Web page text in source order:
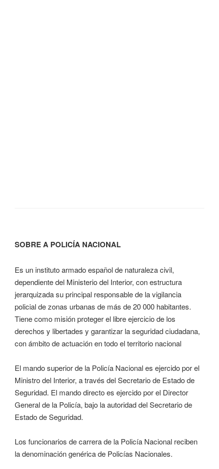
SOBRE A POLICÍA NACIONAL
Es un instituto armado español de naturaleza civil,
dependiente del Ministerio del Interior, con estructura
jerarquizada su principal responsable de la vigilancia
policial de zonas urbanas de más de 20 000 habitantes.
Tiene como misión proteger el libre ejercicio de los
derechos y libertades y garantizar la seguridad ciudadana,
con ámbito de actuación en todo el territorio nacional
El mando superior de la Policía Nacional es ejercido por el
Ministro del Interior, a través del Secretario de Estado de
Seguridad. El mando directo es ejercido por el Director
General de la Policía, bajo la autoridad del Secretario de
Estado de Seguridad.
Los funcionarios de carrera de la Policía Nacional reciben
la denominación genérica de Policías Nacionales.